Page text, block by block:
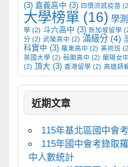
(3) 嘉義高中 (3) 四價流感疫苗
大學榜單 (16) 學測
學 (2) 斗六高中 (3) 新加坡留學
分(2) 武陵高中 (2) 滿級分(4)
科實中 (3) 羅東高中 (2) 美術班
英國大學 (2) 薇閣高中 (2) 蘭陽女中
(2)
頂大 (3) 香港留學 (2) 高雄師
近期文章
115年基北區國中會
115年國中會考錄取
中人數統計